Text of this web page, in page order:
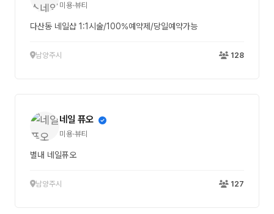
미용·뷰티
다산동 네일샵 1:1시술/100%예약제/당일예약가능
남양주시 128
네일 퓨오
미용·뷰티
별내 네일퓨오
남양주시 127